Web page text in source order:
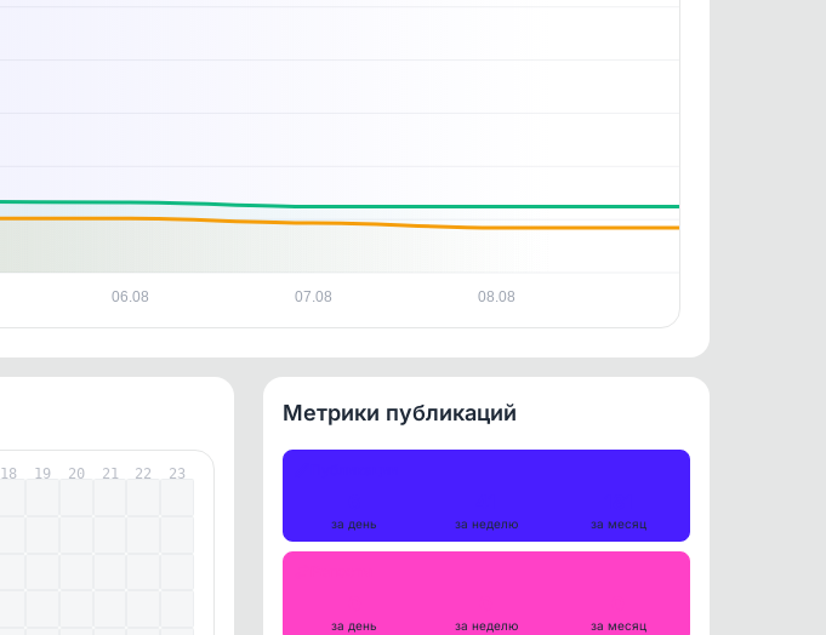
06.08 07.08 08.08
18 19 20 21 22 23
Метрики публикаций
за день за неделю за месяц
за день за неделю за месяц